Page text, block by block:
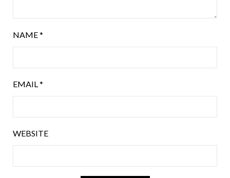
NAME*
EMAIL*
WEBSITE